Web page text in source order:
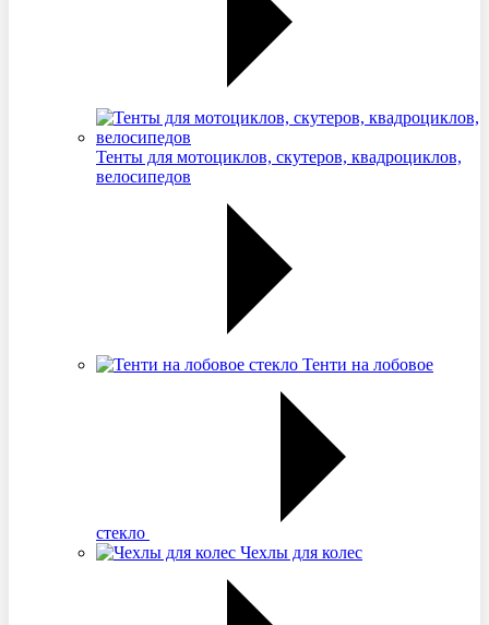
Тенты для мотоциклов, скутеров, квадроциклов,
велосипедов
Тенти на лобовое
стекло
Чехлы для колес